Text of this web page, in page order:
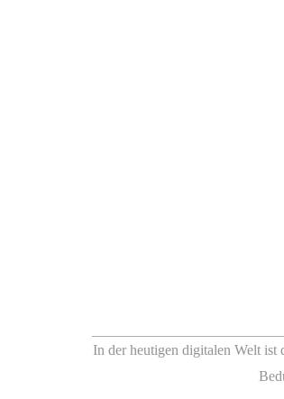
In der heutigen digitalen Welt